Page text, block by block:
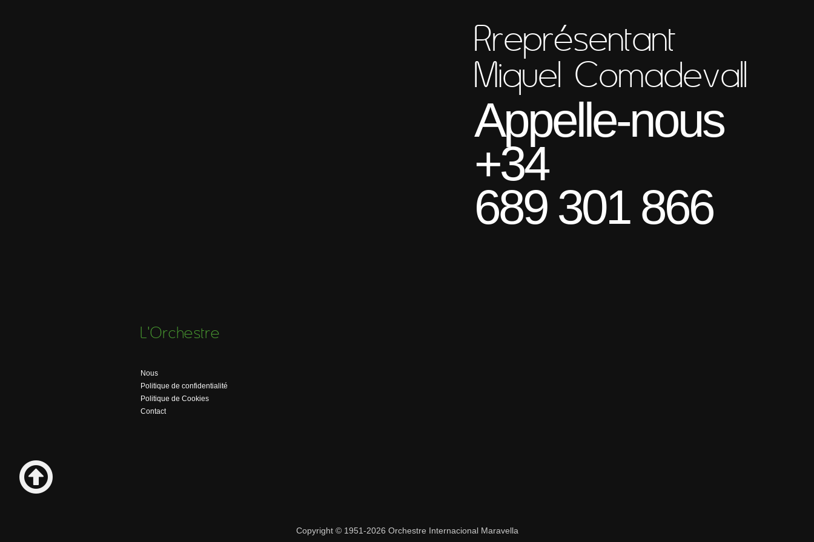
Rreprésentant
Miquel Comadevall
Appelle-nous
+34
689 301 866
L'Orchestre
Nous
Politique de confidentialité
Politique de Cookies
Contact
Copyright © 1951-2026 Orchestre Internacional Maravella